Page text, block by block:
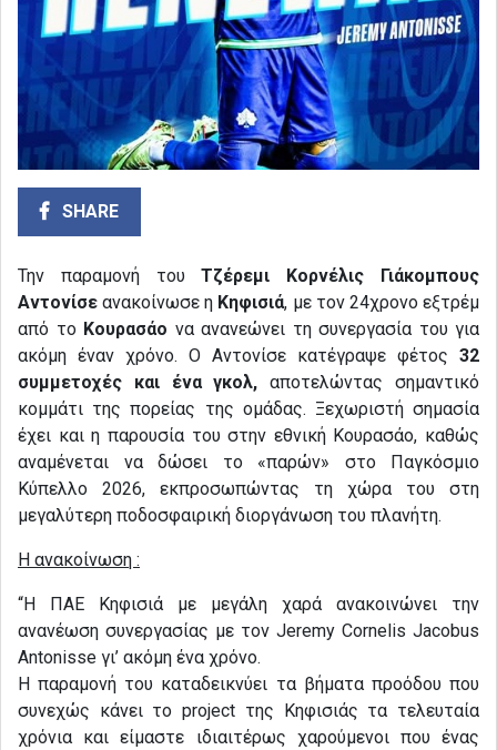
SHARE
Την παραμονή του Τζέρεμι Κορνέλις Γιάκομπους
Αντονίσε ανακοίνωσε η Κηφισιά, με τον 24χρονο εξτρέμ
από το Κουρασάο να ανανεώνει τη συνεργασία του για
ακόμη έναν χρόνο. Ο Αντονίσε κατέγραψε φέτος 32
συμμετοχές και ένα γκολ, αποτελώντας σημαντικό
κομμάτι της πορείας της ομάδας. Ξεχωριστή σημασία
έχει και η παρουσία του στην εθνική Κουρασάο, καθώς
αναμένεται να δώσει το «παρών» στο Παγκόσμιο
Κύπελλο 2026, εκπροσωπώντας τη χώρα του στη
μεγαλύτερη ποδοσφαιρική διοργάνωση του πλανήτη.
Η ανακοίνωση :
“Η ΠΑΕ Κηφισιά με μεγάλη χαρά ανακοινώνει την
ανανέωση συνεργασίας με τον Jeremy Cornelis Jacobus
Antonisse γι’ ακόμη ένα χρόνο.
Η παραμονή του καταδεικνύει τα βήματα προόδου που
συνεχώς κάνει το project της Κηφισιάς τα τελευταία
χρόνια και είμαστε ιδιαιτέρως χαρούμενοι που ένας